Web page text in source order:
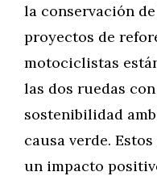
la conservación
proyectos de
motociclistas
las dos ruedas
sostenibilidad
causa verde.
un impacto